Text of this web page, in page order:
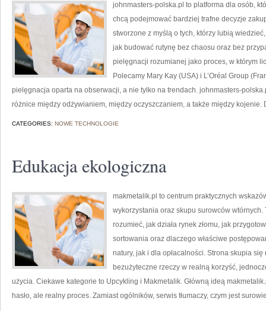
johnmasters-polska.pl to platforma dla osób,
chcą podejmować bardziej trafne decyzje
stworzone z myślą o tych, którzy lubią
jak budować rutynę bez chaosu oraz bez
pielęgnacji rozumianej jako proces, w którym
Polecamy Mary Kay (USA) i L’Oréal Group
pielęgnacja oparta na obserwacji, a nie tylko na trendach. johnmasters-
różnice między odżywianiem, między oczyszczaniem, a także między kojenie.
CATEGORIES: NOWE TECHNOLOGIE
Edukacja ekologiczna
makmetalik.pl to centrum praktycznych
wykorzystania oraz skupu surowców
rozumieć, jak działa rynek złomu, jak
sortowania oraz dlaczego właściwe
natury, jak i dla opłacalności. Strona skupia
bezużyteczne rzeczy w realną korzyść,
użycia. Ciekawe kategorie to Upcykling i Makmetalik. Główną ideą
hasło, ale realny proces. Zamiast ogólników, serwis tłumaczy, czym jest